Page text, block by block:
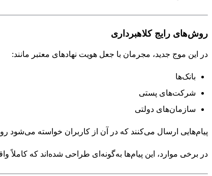
روش‌های رایج کلاهبرداری
در این موج جدید، مجرمان با جعل هویت نهادهای معتبر مانند:
بانک‌ها
شرکت‌های پستی
سازمان‌های دولتی
پیام‌هایی ارسال می‌کنند که در آن از کاربران خواسته می‌شود
در برخی موارد، این پیام‌ها به‌گونه‌ای طراحی شده‌اند که کاملاً